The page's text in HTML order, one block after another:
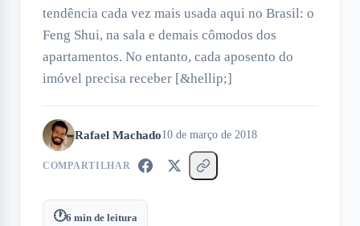
tendência cada vez mais usada aqui no Brasil: o
Feng Shui, na sala e demais cômodos dos
apartamentos. No entanto, cada aposento do
imóvel precisa receber [&hellip;]
Rafael Machado10 de março de 2018
COMPARTILHAR
🕐6 min de leitura